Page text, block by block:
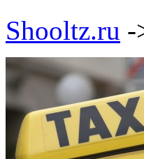
Shooltz.ru -